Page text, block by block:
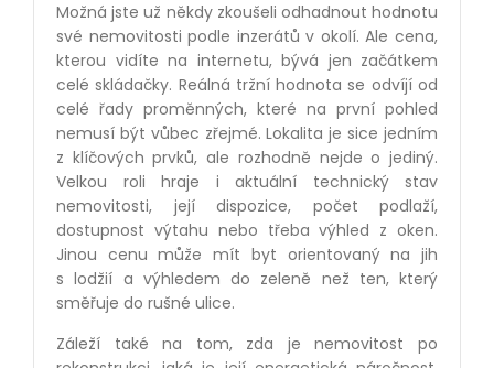
Možná jste už někdy zkoušeli odhadnout hodnotu
své nemovitosti podle inzerátů v okolí. Ale cena,
kterou vidíte na internetu, bývá jen začátkem
celé skládačky. Reálná tržní hodnota se odvíjí od
celé řady proměnných, které na první pohled
nemusí být vůbec zřejmé. Lokalita je sice jedním
z klíčových prvků, ale rozhodně nejde o jediný.
Velkou roli hraje i aktuální technický stav
nemovitosti, její dispozice, počet podlaží,
dostupnost výtahu nebo třeba výhled z oken.
Jinou cenu může mít byt orientovaný na jih
s lodžií a výhledem do zeleně než ten, který
směřuje do rušné ulice.
Záleží také na tom, zda je nemovitost po